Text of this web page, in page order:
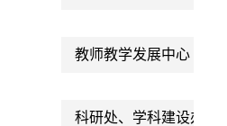
教师教学发展中心
科研处、学科建设办公室